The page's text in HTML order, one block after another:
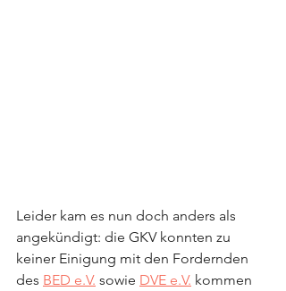
Leider kam es nun doch anders als
angekündigt: die GKV konnten zu
keiner Einigung mit den Fordernden
des BED e.V. sowie DVE e.V. kommen